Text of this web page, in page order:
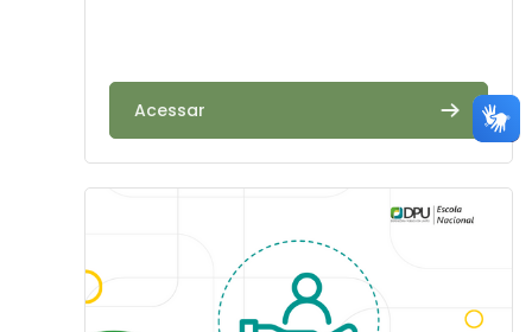
Acessar
Image de cours" Atender na DPU: o assistido tem